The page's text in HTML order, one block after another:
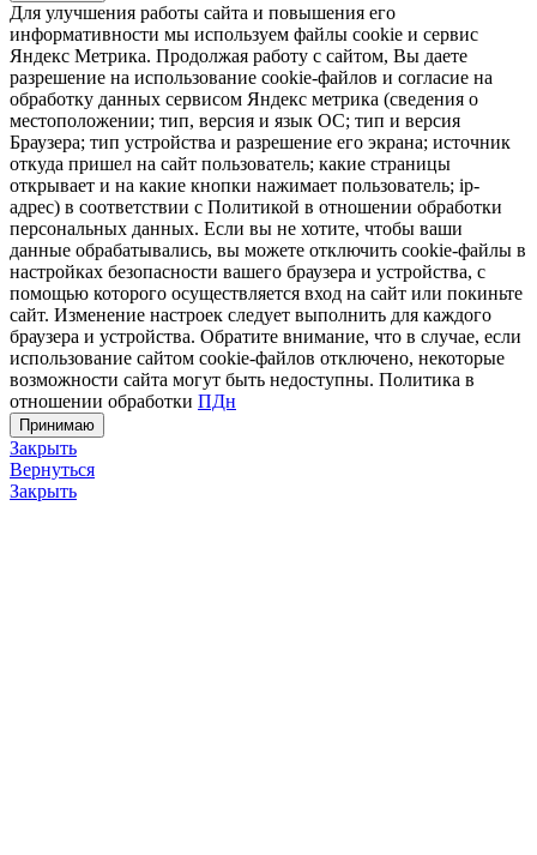
Для улучшения работы сайта и повышения его
информативности мы используем файлы cookie и сервис
Яндекс Метрика. Продолжая работу с сайтом, Вы даете
разрешение на использование cookie-файлов и согласие на
обработку данных сервисом Яндекс метрика (сведения о
местоположении; тип, версия и язык ОС; тип и версия
Браузера; тип устройства и разрешение его экрана; источник
откуда пришел на сайт пользователь; какие страницы
открывает и на какие кнопки нажимает пользователь; ip-
адрес) в соответствии с Политикой в отношении обработки
персональных данных. Если вы не хотите, чтобы ваши
данные обрабатывались, вы можете отключить cookie-файлы в
настройках безопасности вашего браузера и устройства, с
помощью которого осуществляется вход на сайт или покиньте
сайт. Изменение настроек следует выполнить для каждого
браузера и устройства. Обратите внимание, что в случае, если
использование сайтом cookie-файлов отключено, некоторые
возможности сайта могут быть недоступны. Политика в
отношении обработки ПДн
Принимаю
Закрыть
Вернуться
Закрыть